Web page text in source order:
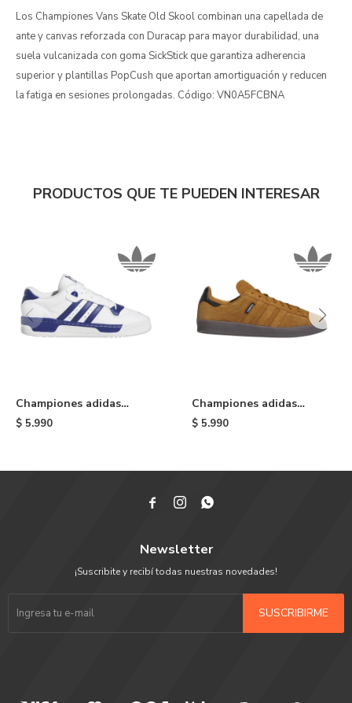
Los Championes Vans Skate Old Skool combinan una capellada de
ante y canvas reforzada con Duracap para mayor durabilidad, una
suela vulcanizada con goma SickStick que garantiza adherencia
superior y plantillas PopCush que aportan amortiguación y reducen
la fatiga en sesiones prolongadas. Código: VN0A5FCBNA
PRODUCTOS QUE TE PUEDEN INTERESAR
Championes adidas
Rivalry Low - Blue/white
$ 5.990
Championes adidas
Campus ADV - Brown
$ 5.990
  
Newsletter
¡Suscribite y recibí todas nuestras novedades!
SUSCRIBIRME